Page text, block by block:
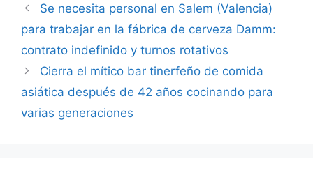
Se necesita personal en Salem (Valencia)
para trabajar en la fábrica de cerveza Damm:
contrato indefinido y turnos rotativos
Cierra el mítico bar tinerfeño de comida
asiática después de 42 años cocinando para
varias generaciones